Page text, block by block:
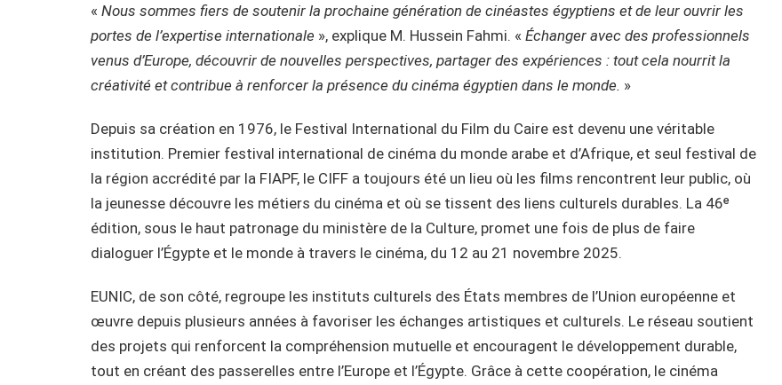
« Nous sommes fiers de soutenir la prochaine génération de cinéastes égyptiens et de leur ouvrir les
portes de l’expertise internationale », explique M. Hussein Fahmi. « Échanger avec des professionnels
venus d’Europe, découvrir de nouvelles perspectives, partager des expériences : tout cela nourrit la
créativité et contribue à renforcer la présence du cinéma égyptien dans le monde. »
Depuis sa création en 1976, le Festival International du Film du Caire est devenu une véritable
institution. Premier festival international de cinéma du monde arabe et d’Afrique, et seul festival de
la région accrédité par la FIAPF, le CIFF a toujours été un lieu où les films rencontrent leur public, où
la jeunesse découvre les métiers du cinéma et où se tissent des liens culturels durables. La 46ᵉ
édition, sous le haut patronage du ministère de la Culture, promet une fois de plus de faire
dialoguer l’Égypte et le monde à travers le cinéma, du 12 au 21 novembre 2025.
EUNIC, de son côté, regroupe les instituts culturels des États membres de l’Union européenne et
œuvre depuis plusieurs années à favoriser les échanges artistiques et culturels. Le réseau soutient
des projets qui renforcent la compréhension mutuelle et encouragent le développement durable,
tout en créant des passerelles entre l’Europe et l’Égypte. Grâce à cette coopération, le cinéma